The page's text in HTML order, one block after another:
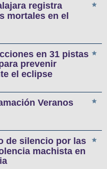
registra
mortales en el
en 31 pistas
prevenir
el eclipse
Veranos
de silencio por las
machista en